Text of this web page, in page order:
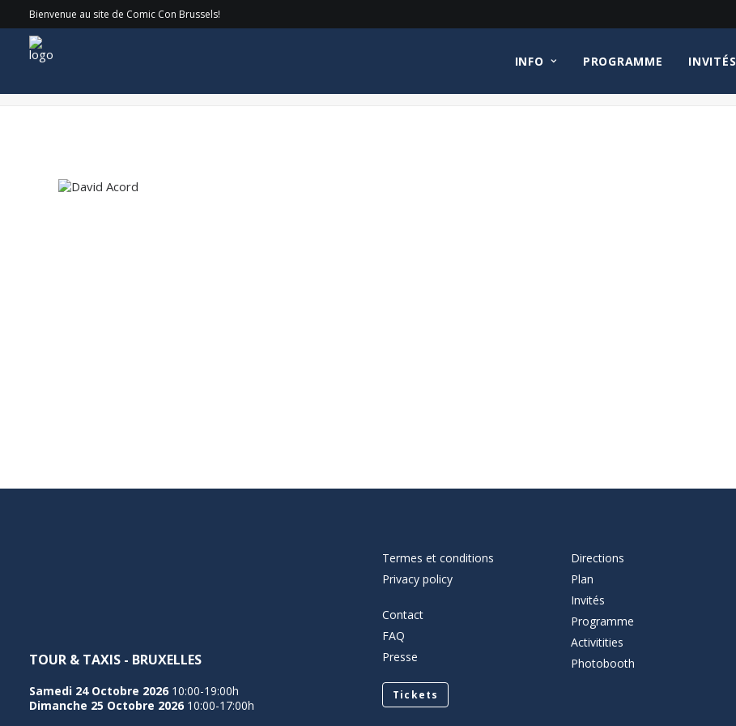
Bienvenue au site de Comic Con Brussels!
INFO PROGRAMME INVITÉS
David Acord
TOUR & TAXIS - BRUXELLES
Samedi 24 Octobre 2026 10:00-19:00h
Dimanche 25 Octobre 2026 10:00-17:00h
Termes et conditions
Privacy policy
Contact
FAQ
Presse
Tickets
Directions
Plan
Invités
Programme
Activitities
Photobooth